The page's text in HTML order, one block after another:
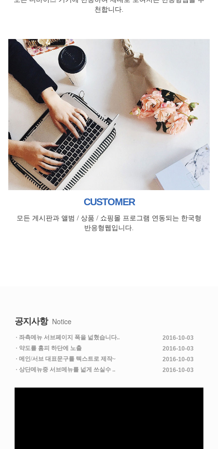
천합니다.
CUSTOMER
모든 게시판과 앨범 / 상품 / 쇼핑몰 프로그램 연동되는 한국형
반응형웹입니다.
공지사항 Notice
좌측메뉴 서브페이지 폭을 넓혔습니다..
2016-10-03
약도를 홈피 하단에 노출
2016-10-03
메인/서브 대표문구를 텍스트로 제작~
2016-10-03
상단메뉴중 서브메뉴를 넓게 쓰실수 ..
2016-10-03